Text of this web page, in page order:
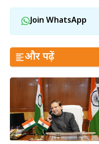
Join WhatsApp
और पढ़ें